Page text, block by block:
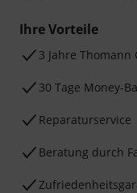
Ihre Vorteile
3 Jahre Thomann
30 Tage Money-
Reparaturservice
Beratung durch